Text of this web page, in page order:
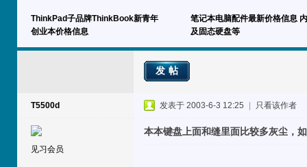
ThinkPad子品牌ThinkBook新青年
创业本价格信息
笔记本电脑配件最新价格信息
及固态硬盘等
发帖
T5500d
见习会员
发表于 2003-6-3 12:25 只看该作者
本本键盘上面和缝里面比较多灰尘，